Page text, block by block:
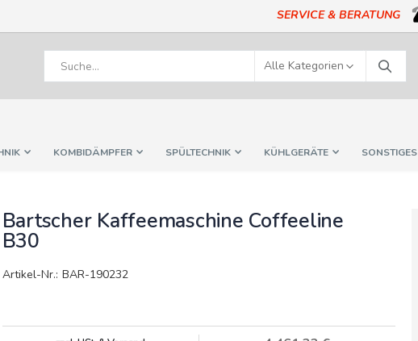
SERVICE & BERATUNG
Suche
KOMBIDÄMPFER SPÜLTECHNIK KÜHLGERÄTE SONSTIGES
Bartscher Kaffeemaschine Coffeeline
B30
Artikel-Nr.: BAR-190232